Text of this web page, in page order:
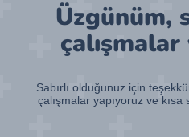
Üzgünüm,
çalışmalar
Sabırlı olduğunuz için
çalışmalar yapıyoruz ve